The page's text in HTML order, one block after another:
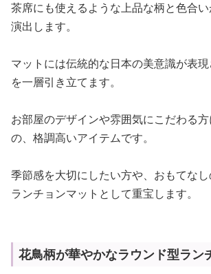
茶席にも使えるような上品な柄と色合
演出します。
マットには伝統的な日本の美意識が表
を一層引き立てます。
お部屋のデザインや雰囲気にこだわる
の、格調高いアイテムです。
季節感を大切にしたい方や、おもてな
ランチョンマットとして重宝します。
花鳥柄が華やかなラウンド型ラン